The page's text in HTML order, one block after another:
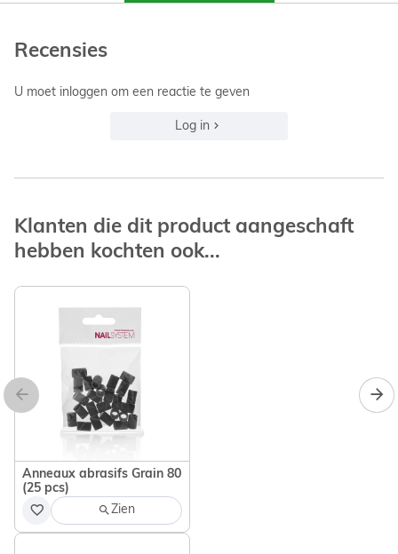
Recensies
U moet inloggen om een reactie te geven
Log in
Klanten die dit product aangeschaft
hebben kochten ook...
Anneaux abrasifs Grain 80
(25 pcs)
Zien